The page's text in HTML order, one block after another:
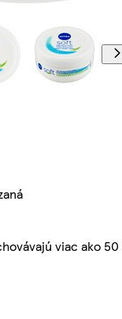
viac ako